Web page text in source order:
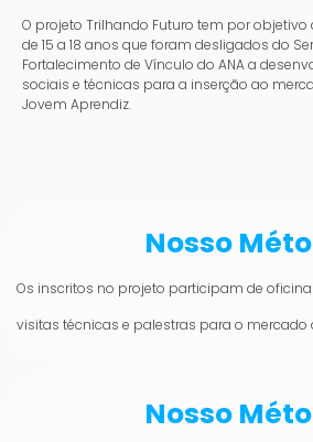
O projeto Trilhando Futuro tem por
de 15 a 18 anos que foram desligados do
Fortalecimento de Vínculo do ANA a
sociais e técnicas para a inserção ao
Jovem Aprendiz.
Nosso
Os inscritos no projeto participam de
visitas técnicas e palestras para o mercado
Nosso